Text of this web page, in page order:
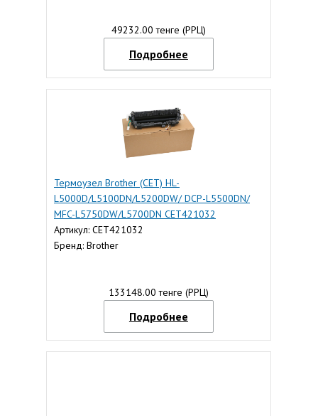
49232.00 тенге (РРЦ)
Подробнее
Термоузел Brother (CET) HL-
L5000D/L5100DN/L5200DW/ DCP-L5500DN/
MFC-L5750DW/L5700DN CET421032
Артикул: CET421032
Бренд: Brother
133148.00 тенге (РРЦ)
Подробнее